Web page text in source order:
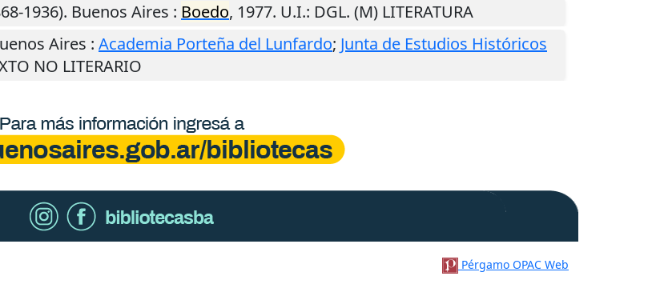
1936). Buenos Aires : Boedo, 1977. U.I.: DGL. (M) LITERATURA
Aires : Academia Porteña del Lunfardo; Junta de Estudios Históricos
NO LITERARIO
Pérgamo OPAC Web